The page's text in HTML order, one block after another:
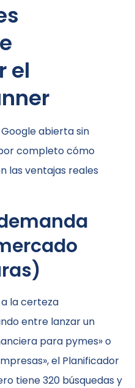
el
abierta sin
completo cómo
las ventajas reales
la certeza
entre lanzar un
para pymes» o
el Planificador
tiene 320 búsquedas y